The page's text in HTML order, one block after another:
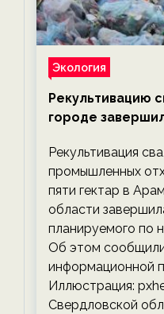
Экология
Рекультивацию
городе
экологии на
Рекультивация
промышленных
пяти гектар в
области
планируемого по
Об этом
информационной
Иллюстрация:
Свердловской